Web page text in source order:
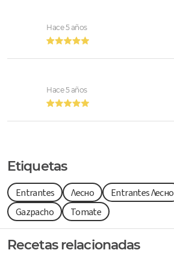
Hace 5 años
Hace 5 años
Etiquetas
Entrantes Лесно Entrantes Лесно
Gazpacho
Tomate
Recetas relacionadas